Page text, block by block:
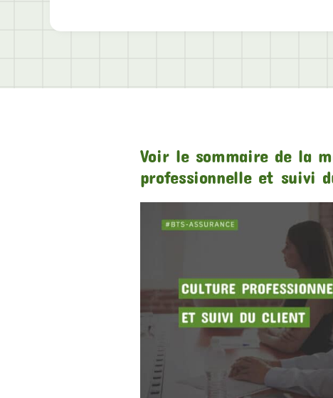
Voir le sommaire de la
professionnelle et suivi